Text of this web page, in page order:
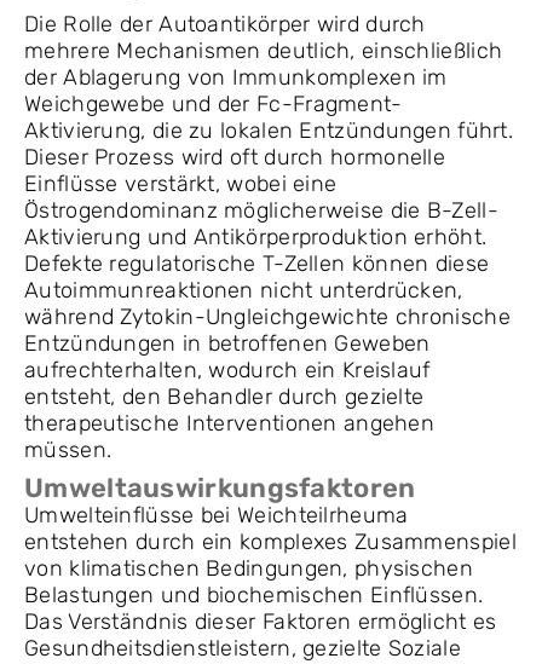
Die Rolle der Autoantikörper wird durch
mehrere Mechanismen deutlich, einschließlich
der Ablagerung von Immunkomplexen im
Weichgewebe und der Fc-Fragment-
Aktivierung, die zu lokalen Entzündungen führt.
Dieser Prozess wird oft durch hormonelle
Einflüsse verstärkt, wobei eine
Östrogendominanz möglicherweise die B-Zell-
Aktivierung und Antikörperproduktion erhöht.
Defekte regulatorische T-Zellen können diese
Autoimmunreaktionen nicht unterdrücken,
während Zytokin-Ungleichgewichte chronische
Entzündungen in betroffenen Geweben
aufrechterhalten, wodurch ein Kreislauf
entsteht, den Behandler durch gezielte
therapeutische Interventionen angehen
müssen.
Umweltauswirkungsfaktoren
Umwelteinflüsse bei Weichteilrheuma
entstehen durch ein komplexes Zusammenspiel
von klimatischen Bedingungen, physischen
Belastungen und biochemischen Einflüssen.
Das Verständnis dieser Faktoren ermöglicht es
Gesundheitsdienstleistern, gezielte Soziale